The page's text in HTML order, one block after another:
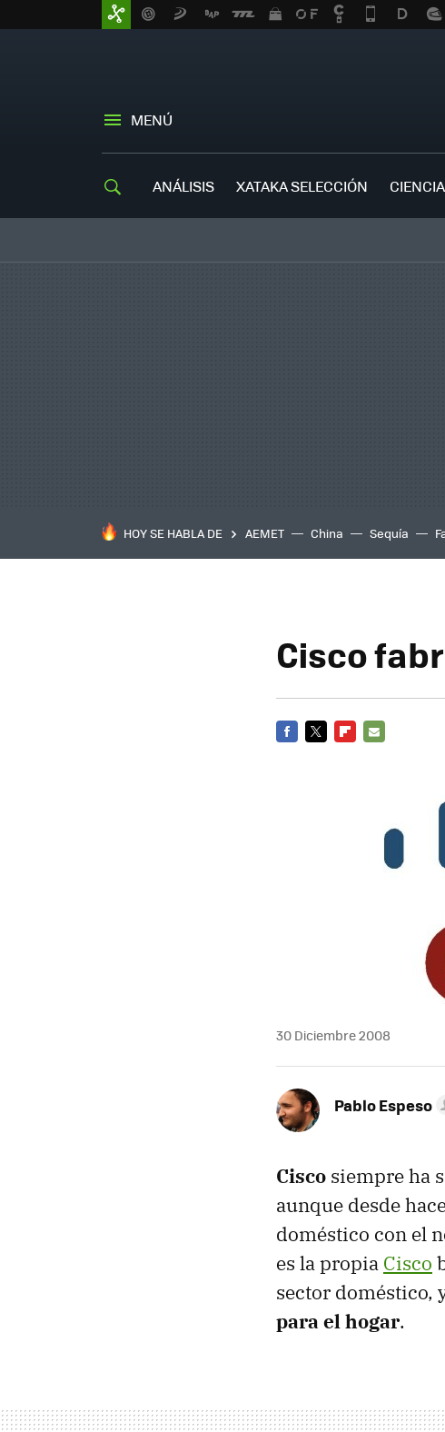
MENÚ
ANÁLISIS XATAKA SELECCIÓN CIENCIA
HOY SE HABLA DE AEMET China Sequía
Cisco
30 Diciembre 2008
Pablo Espeso
Cisco siempre ha
aunque desde
doméstico con el
es la propia Cisco
sector doméstico,
para el hogar.